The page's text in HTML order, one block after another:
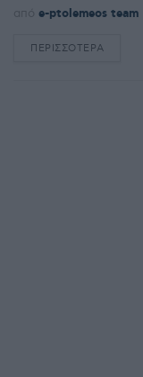
από e-ptolemeos team
ΠΕΡΙΣΣΌΤΕΡΑ